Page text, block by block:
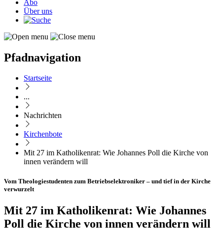
Abo
Über uns
Pfadnavigation
Startseite
...
Nachrichten
Kirchenbote
Mit 27 im Katholikenrat: Wie Johannes Poll die Kirche von
innen verändern will
Vom Theologiestudenten zum Betriebselektroniker – und tief in der Kirche
verwurzelt
Mit 27 im Katholikenrat: Wie Johannes
Poll die Kirche von innen verändern will